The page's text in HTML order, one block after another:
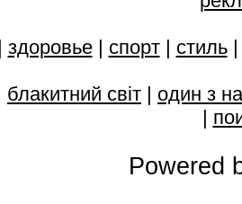
| здоровье| спорт| стиль
блакитний свiт | один з
|
Powered